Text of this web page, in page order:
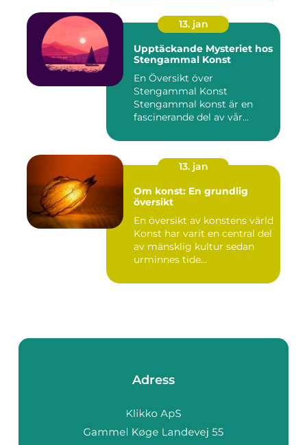
13. jan
Upptäckande Mysteriet hos
Stengammal Konst
En Översikt över
Stengammal Konst
Stengammal konst är en
fascinerande del av vår
13. jan
Om konst: En grundlig
översikt
En översikt av konstens värld
Konst har varit en central del
av mänsklig kultur sedan
urminnes tide...
Adress